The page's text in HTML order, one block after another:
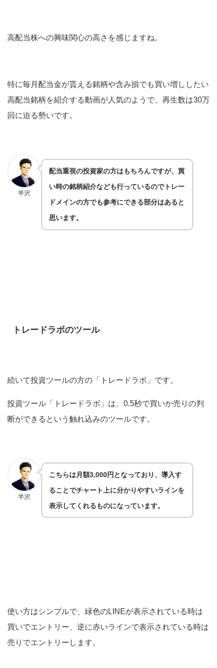
高配当株への興味関心の高さを感じますね。
特に毎月配当金が貰える銘柄や含み損でも買い増ししたい
高配当銘柄を紹介する動画が人気のようで、再生数は30万
回に迫る勢いです。
半沢
配当重視の投資家の方はもちろんですが、買
い時の銘柄紹介なども行っているのでトレー
ドメインの方でも参考にできる部分はあると
思います。
トレードラボのツール
続いて投資ツールの方の「トレードラボ」です。
投資ツール「トレードラボ」は、0.5秒で買いか売りの判
断ができるという触れ込みのツールです。
半沢
こちらは月額3,000円となっており、導入す
ることでチャート上に分かりやすいラインを
表示してくれるものになっています。
使い方はシンプルで、緑色のLINEが表示されている時は
買いでエントリー、逆に赤いラインで表示されている時は
売りでエントリーします。